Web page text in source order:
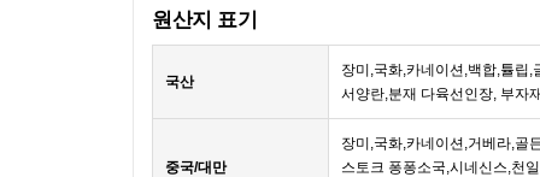
원산지 표기
국산
장미,국화,카네이션,백합,튤립
서양란,분재 다육선인장, 부자
중국/대만
장미,국화,카네이션,거베라,골
스토크 퐁퐁소국,시네신스,천